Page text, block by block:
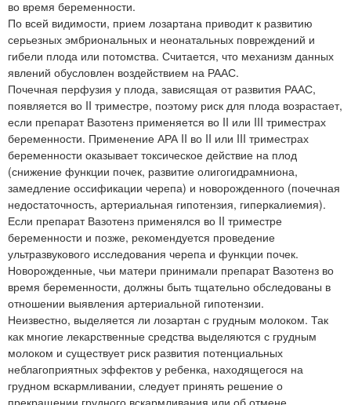
во время беременности.
По всей видимости, прием лозартана приводит к развитию
серьезных эмбриональных и неонатальных повреждений и
гибели плода или потомства. Считается, что механизм данных
явлений обусловлен воздействием на РААС.
Почечная перфузия у плода, зависящая от развития РААС,
появляется во II триместре, поэтому риск для плода возрастает,
если препарат Вазотенз применяется во II или III триместрах
беременности. Применение АРА II во II или III триместрах
беременности оказывает токсическое действие на плод
(снижение функции почек, развитие олигогидрамниона,
замедление оссификации черепа) и новорожденного (почечная
недостаточность, артериальная гипотензия, гиперкалиемия).
Если препарат Вазотенз применялся во II триместре
беременности и позже, рекомендуется проведение
ультразвукового исследования черепа и функции почек.
Новорожденные, чьи матери принимали препарат Вазотенз во
время беременности, должны быть тщательно обследованы в
отношении выявления артериальной гипотензии.
Неизвестно, выделяется ли лозартан с грудным молоком. Так
как многие лекарственные средства выделяются с грудным
молоком и существует риск развития потенциальных
неблагоприятных эффектов у ребенка, находящегося на
грудном вскармливании, следует принять решение о
прекращении грудного вскармливания или об отмене